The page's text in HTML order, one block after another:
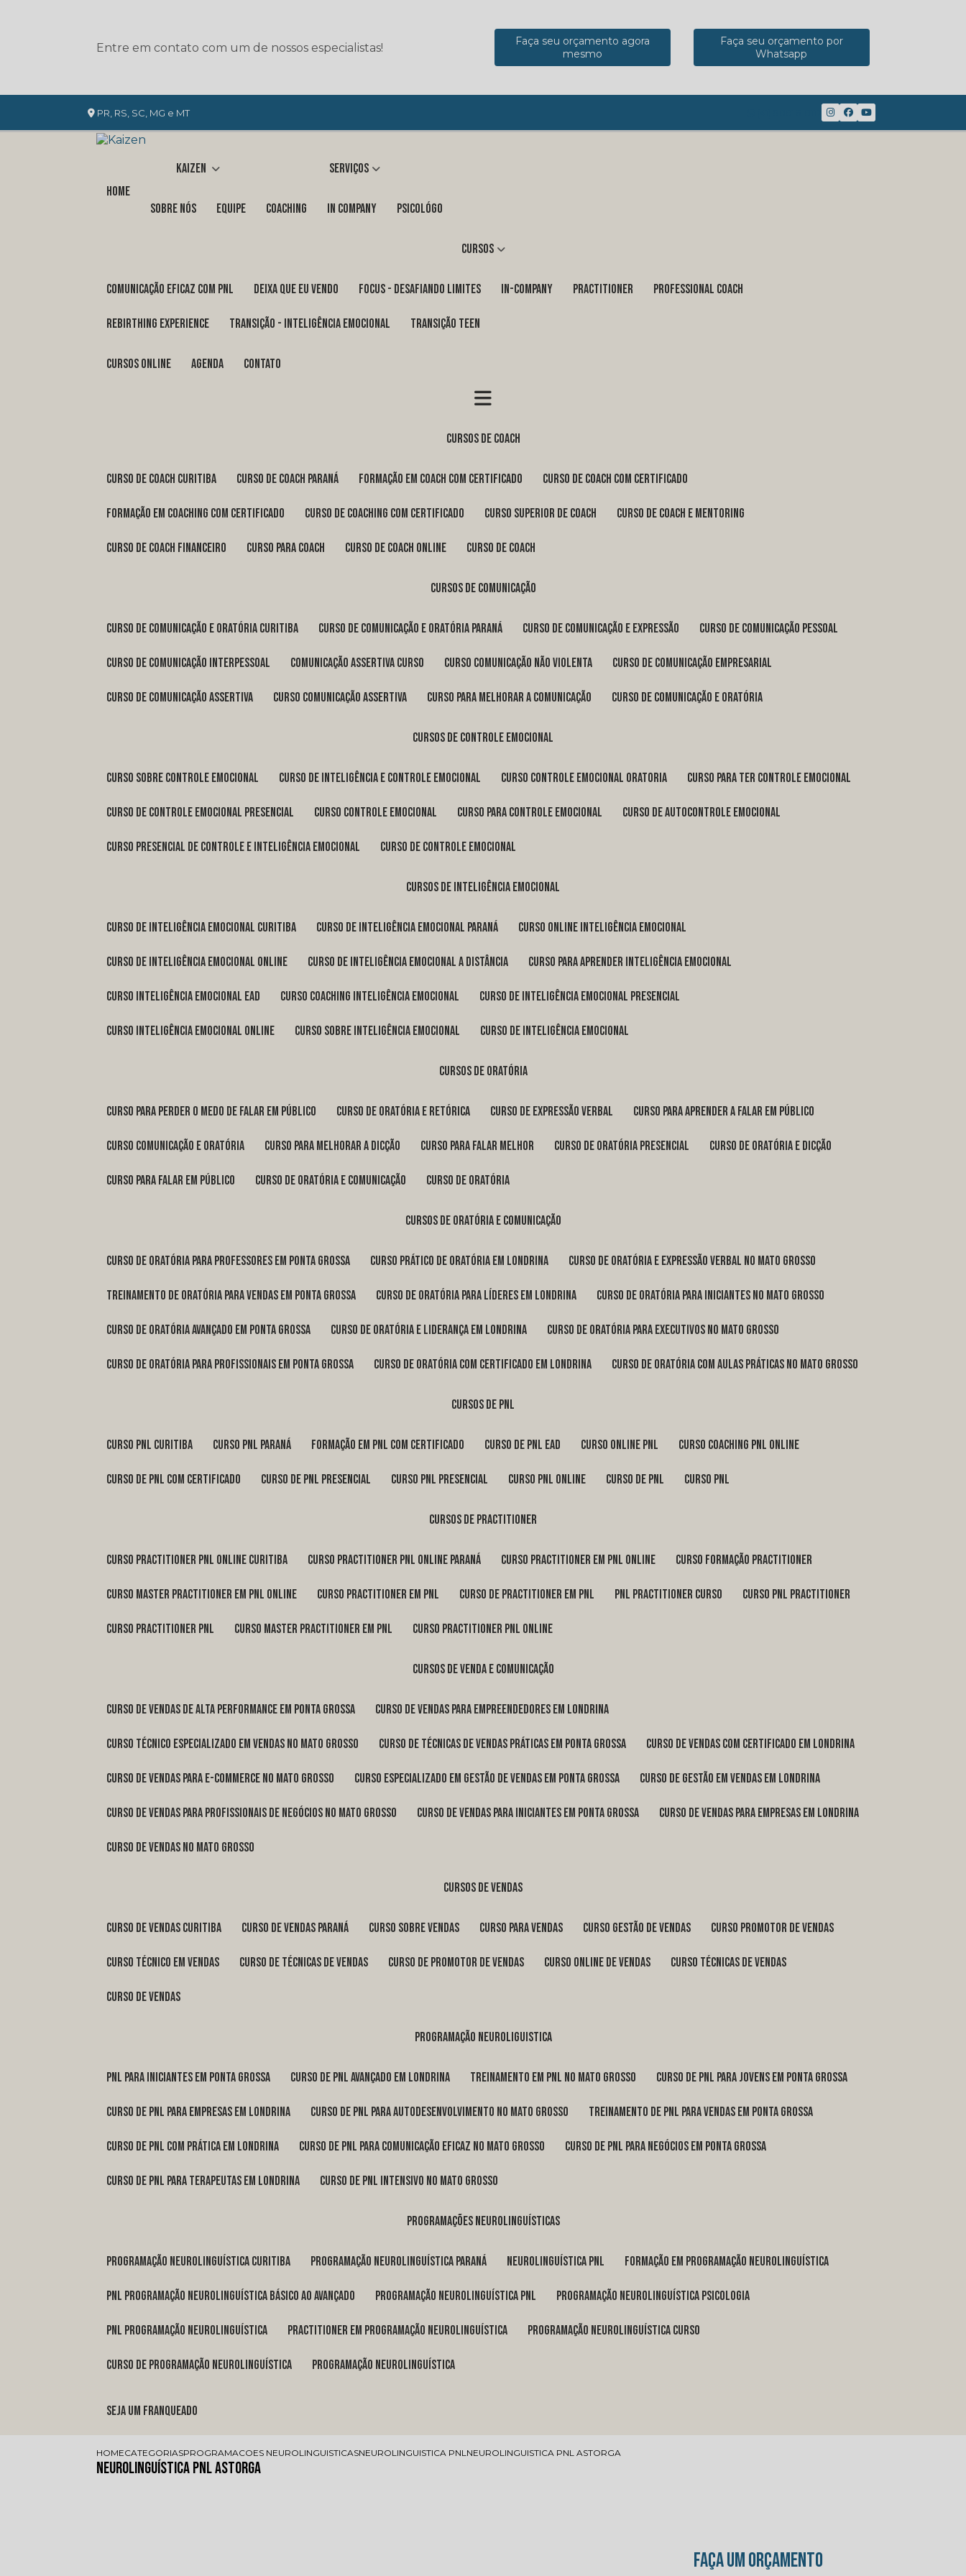
Entre em contato com um de nossos especialistas!
Faça seu orçamento agora
mesmo
Faça seu orçamento por
Whatsapp
PR, RS, SC, MG e MT
Home
Kaizen
Sobre nós Equipe
Serviços
Coaching in company Psicológo
Cursos
COMUNICAÇÃO EFICAZ COM PNL DEIXA QUE EU VENDO FOCUS - DESAFIANDO LIMITES In-Company PRACTITIONER PROFESSIONAL COACH
REBIRTHING EXPERIENCE TRANSIÇÃO - INTELIGÊNCIA EMOCIONAL TRANSIÇÃO TEEN
Cursos Online Agenda Contato
cursos de coach
curso de coach Curitiba curso de coach Paraná formação em coach com certificado curso de coach com certificado
formação em coaching com certificado curso de coaching com certificado curso superior de coach curso de coach e mentoring
curso de coach financeiro curso para coach curso de coach online curso de coach
cursos de comunicação
curso de comunicação e oratória Curitiba curso de comunicação e oratória Paraná curso de comunicação e expressão curso de comunicação pessoal
curso de comunicação interpessoal comunicação assertiva curso curso comunicação não violenta curso de comunicação empresarial
curso de comunicação assertiva curso comunicação assertiva curso para melhorar a comunicação curso de comunicação e oratória
cursos de controle emocional
curso sobre controle emocional curso de inteligência e controle emocional curso controle emocional oratoria curso para ter controle emocional
curso de controle emocional presencial curso controle emocional curso para controle emocional curso de autocontrole emocional
curso presencial de controle e inteligência emocional curso de controle emocional
cursos de inteligência emocional
curso de inteligência emocional Curitiba curso de inteligência emocional Paraná curso online inteligência emocional
curso de inteligência emocional online curso de inteligência emocional a distância curso para aprender inteligência emocional
curso inteligência emocional ead curso coaching inteligência emocional curso de inteligência emocional presencial
curso inteligência emocional online curso sobre inteligência emocional curso de inteligência emocional
cursos de oratória
curso para perder o medo de falar em público curso de oratória e retórica curso de expressão verbal curso para aprender a falar em público
curso comunicação e oratória curso para melhorar a dicção curso para falar melhor curso de oratória presencial curso de oratória e dicção
curso para falar em público curso de oratória e comunicação curso de oratória
cursos de oratória e comunicação
curso de oratória para professores em Ponta Grossa curso prático de oratória em Londrina curso de oratória e expressão verbal no Mato Grosso
treinamento de oratória para vendas em Ponta Grossa curso de oratória para líderes em Londrina curso de oratória para iniciantes no Mato Grosso
curso de oratória avançado em Ponta Grossa curso de oratória e liderança em Londrina curso de oratória para executivos no Mato Grosso
curso de oratória para profissionais em Ponta Grossa curso de oratória com certificado em Londrina curso de oratória com aulas práticas no Mato Grosso
cursos de pnl
curso pnl Curitiba curso pnl Paraná formação em pnl com certificado curso de pnl ead curso online pnl curso coaching pnl online
curso de pnl com certificado curso de pnl presencial curso pnl presencial curso pnl online curso de pnl curso pnl
cursos de practitioner
curso practitioner pnl online Curitiba curso practitioner pnl online Paraná curso practitioner em pnl online curso formação practitioner
curso master practitioner em pnl online curso practitioner em pnl curso de practitioner em pnl pnl practitioner curso curso pnl practitioner
curso practitioner pnl curso master practitioner em pnl curso practitioner pnl online
cursos de venda e comunicação
curso de vendas de alta performance em Ponta Grossa curso de vendas para empreendedores em Londrina
curso técnico especializado em vendas no Mato Grosso curso de técnicas de vendas práticas em Ponta Grossa curso de vendas com certificado em Londrina
curso de vendas para e-commerce no Mato Grosso curso especializado em gestão de vendas em Ponta Grossa curso de gestão em vendas em Londrina
curso de vendas para profissionais de negócios no Mato Grosso curso de vendas para iniciantes em Ponta Grossa curso de vendas para empresas em Londrina
curso de vendas no Mato Grosso
cursos de vendas
curso de vendas Curitiba curso de vendas Paraná curso sobre vendas curso para vendas curso gestão de vendas curso promotor de vendas
curso técnico em vendas curso de técnicas de vendas curso de promotor de vendas curso online de vendas curso técnicas de vendas
curso de vendas
programação neuroliguistica
pnl para iniciantes em Ponta Grossa curso de pnl avançado em Londrina treinamento em pnl no Mato Grosso curso de pnl para jovens em Ponta Grossa
curso de pnl para empresas em Londrina curso de pnl para autodesenvolvimento no Mato Grosso treinamento de pnl para vendas em Ponta Grossa
curso de pnl com prática em Londrina curso de pnl para comunicação eficaz no Mato Grosso curso de pnl para negócios em Ponta Grossa
curso de pnl para terapeutas em Londrina curso de pnl intensivo no Mato Grosso
programações neurolinguísticas
programação neurolinguística Curitiba programação neurolinguística Paraná neurolinguística pnl formação em programação neurolinguística
pnl programação neurolinguística básico ao avançado programação neurolinguística pnl programação neurolinguística psicologia
pnl programação neurolinguística practitioner em programação neurolinguística programação neurolinguística curso
curso de programação neurolinguística programação neurolinguística
Seja um franqueado
HOMECATEGORIASPROGRAMACOES NEUROLINGUISTICASNEUROLINGUISTICA PNLNEUROLINGUISTICA PNL ASTORGA
Neurolinguística Pnl Astorga
FAÇA UM ORÇAMENTO